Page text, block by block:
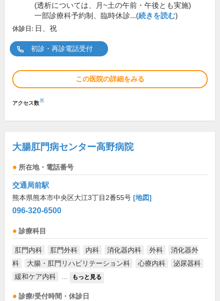
(透析については、月~土の午前・午後とも実施)
一部診療科予約制、臨時休診...(続きを読む)
休診日: 日、祝
初診・再診電話受付
この医院の詳細をみる
アクセス数※
大腸肛門病センター高野病院
所在地・電話番号
交通局前駅
熊本県熊本市中央区大江3丁目2番55号 [地図]
096-320-6500
診療科目
肛門内科 肛門外科 内科 消化器内科 外科
消化器外
科
大腸・肛門リハビリテーション科 心療内科
泌尿器科
緩和ケア内科
もっと見る
診療/受付時間・休診日